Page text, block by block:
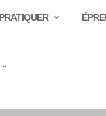
PRATIQUER